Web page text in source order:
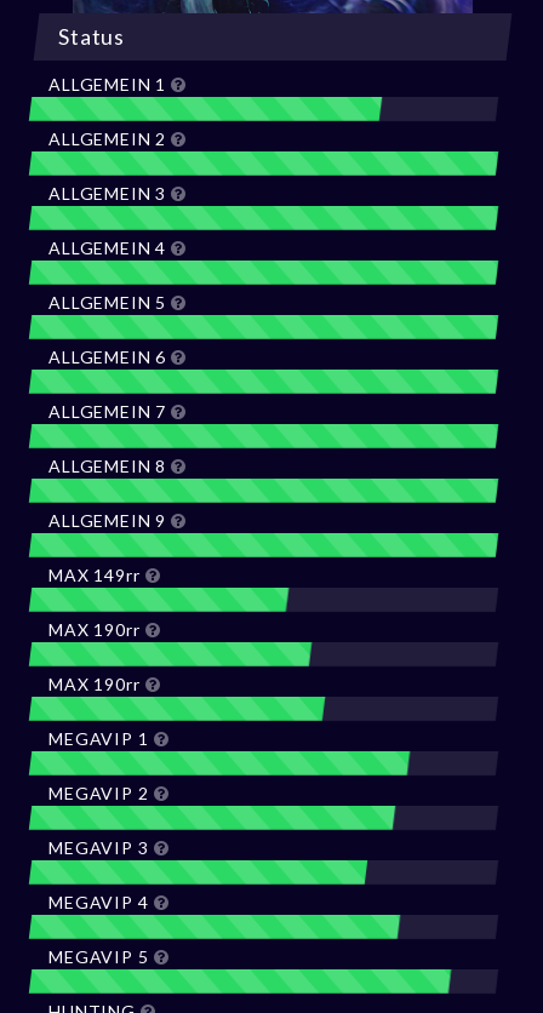
Status
ALLGEMEIN 1
ALLGEMEIN 2
ALLGEMEIN 3
ALLGEMEIN 4
ALLGEMEIN 5
ALLGEMEIN 6
ALLGEMEIN 7
ALLGEMEIN 8
ALLGEMEIN 9
MAX 149rr
MAX 190rr
MAX 190rr
MEGAVIP 1
MEGAVIP 2
MEGAVIP 3
MEGAVIP 4
MEGAVIP 5